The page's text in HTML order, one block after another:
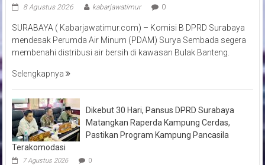
8 Agustus 2026 kabarjawatimur 0
SURABAYA ( Kabarjawatimur.com) – Komisi B DPRD Surabaya
mendesak Perumda Air Minum (PDAM) Surya Sembada segera
membenahi distribusi air bersih di kawasan Bulak Banteng.
Selengkapnya
Dikebut 30 Hari, Pansus DPRD Surabaya
Matangkan Raperda Kampung Cerdas,
Pastikan Program Kampung Pancasila
Terakomodasi
7 Agustus 2026 0